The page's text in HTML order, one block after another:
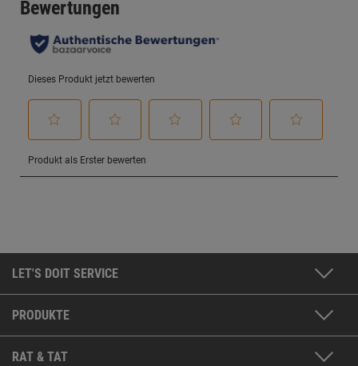
LET'S DOIT SERVICE
PRODUKTE
RAT & TAT